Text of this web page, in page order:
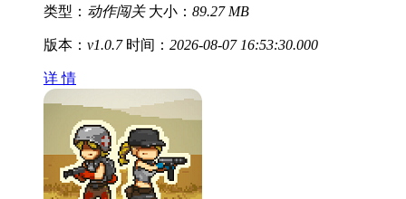
类型： 动作闯关 大小： 89.27 MB
版本： v1.0.7 时间： 2026-08-07 16:53:30.000
详 情